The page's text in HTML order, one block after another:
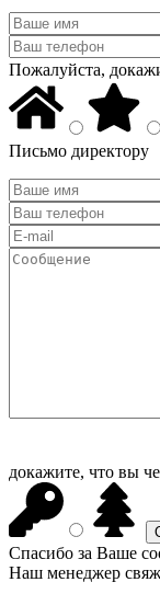
Пожалуйста,
Письмо директору
докажите, что вы
Спасибо за Ваше
Наш менеджер